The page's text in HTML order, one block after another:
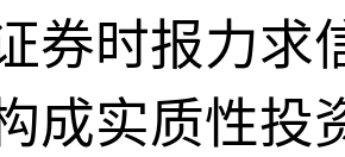
券时报力求
成实质性投